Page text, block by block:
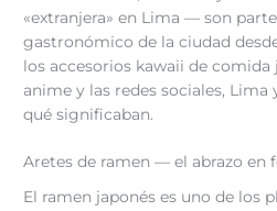
«extranjera» en Lima — son
gastronómico de la ciudad
los accesorios kawaii de
anime y las redes sociales, Lima
qué significaban.
Aretes de ramen — el abrazo en
El ramen japonés es uno de los